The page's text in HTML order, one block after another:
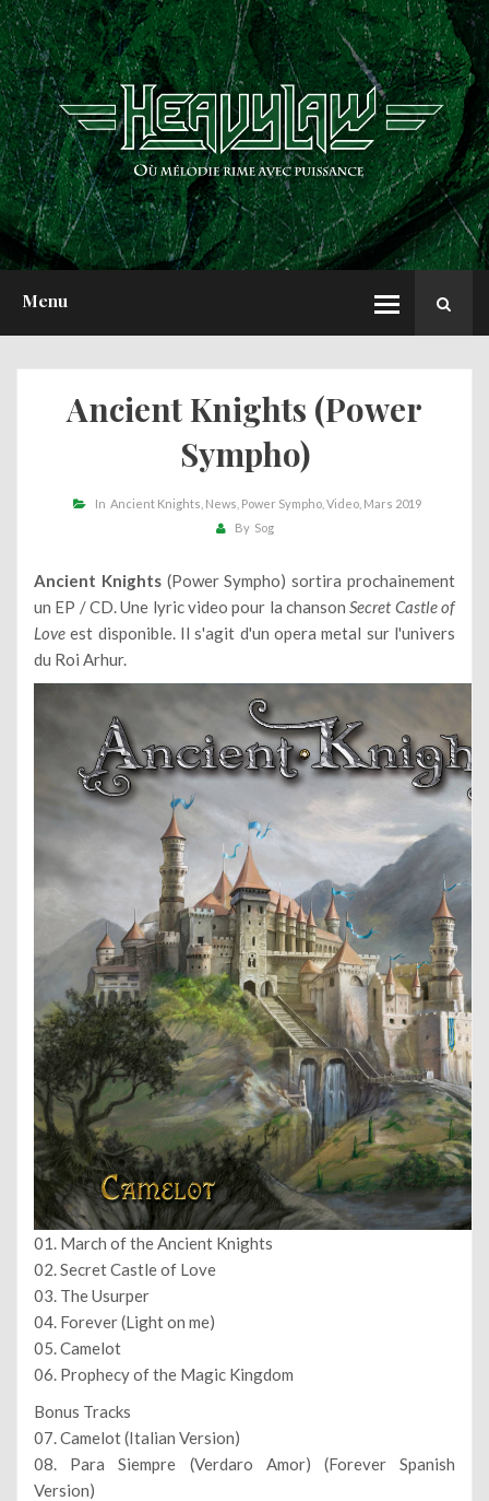
Menu
ACCUEIL
NEWS
CHRONIQUES
INTERVIEWS
REPORTS
A PROPOS
Ancient Knights (Power
Sympho)
In Ancient Knights News Power Sympho Video Mars 2019
By Sog
Ancient Knights(Power Sympho) sortira prochainement
un EP / CD. Une lyric video pour la chansonSecret Castle of
Love est disponible. Il s'agit d'un opera metal sur l'univers
du Roi Arhur.
01. March of the Ancient Knights
02. Secret Castle of Love
03. The Usurper
04. Forever (Light on me)
05. Camelot
06. Prophecy of the Magic Kingdom
Bonus Tracks
07. Camelot (Italian Version)
08. Para Siempre (Verdaro Amor) (Forever Spanish
Version)